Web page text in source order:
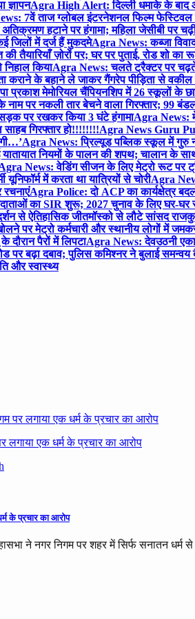
ज्ञापनAgra High Alert: दिल्ली धमाके के बाद
7वें ताज ग्लोबल इंटरनेशनल फिल्म फेस्टिवल
हटाने पर हंगामा; महिला जेसीबी पर
जिलों में दर्ज हैं मुकदमेAgra News: कब्जा
की तैयारियाँ ज़ोरों पर; घर पर पुताई, रोड शो का
कियाAgra News: चलते ट्रैक्टर पर
के बहाने ले जाकर गैंगरेप पीड़िता से वकील
मेमोरियल चैंपियनशिप में 26 स्कूलों के
पर नकली तार बेचने वाला गिरफ्तार; 99
पर रखकर किया 3 घंटे हंगामाAgra News:
गिरफ्तार हो!!!!!!!!Agra News Guru
Agra News: प्रिल्यूड पब्लिक स्कूल में गुरु
नियमों के पालन की शपथ; चालान के
News: वेडिंग सीजन के लिए मेट्रो रूट पर
में करता था यात्रियों से चोरीAgra
Agra Police: दो ACP का कार्यक्षेत्र
का SIR शुरू; 2027 चुनाव के लिए घर-घर
से ऐतिहासिक जीतमॉस्को से लौटे सांसद
पर मेट्रो कर्मचारी और स्थानीय लोगों में
पैरों में लिपटाAgra News: देवउठनी
पर बढ़ा दबाव; पुलिस कमिश्नर ने बुलाई
और स्वास्थ्य
पर लगाया एक धर्म के प्रचार का आरोप
के प्रचार का आरोप
ने नगर निगम पर शहर में सिर्फ सनातन